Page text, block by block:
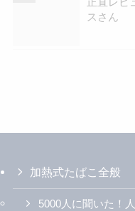
スさん
加熱式たばこ全般
5000人に聞いた！